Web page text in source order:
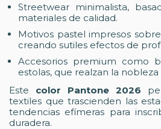
Streetwear minimalista,
materiales de calidad.
Motivos pastel impresos
creando sutiles efectos de
Accesorios premium como
estolas, que realzan la
Este color Pantone 2026
textiles que trascienden las
tendencias efímeras para
duradera.